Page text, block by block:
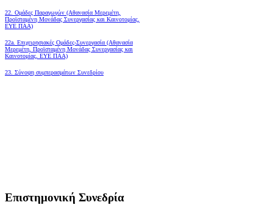
22. Ομάδες Παραγωγών (Αθανασία Μερεμέτη,
Προϊσταμένη Μονάδας Συνεργασίας και Καινοτομίας,
ΕΥΕ ΠΑΑ)
22a. Επιχειρησιακές Ομάδες-Συνεργασία (Αθανασία
Μερεμέτη, Προϊσταμένη Μονάδας Συνεργασίας και
Καινοτομίας, ΕΥΕ ΠΑΑ)
23. Σύνοψη συμπερασμάτων Συνεδρίου
Επιστημονική Συνεδρία